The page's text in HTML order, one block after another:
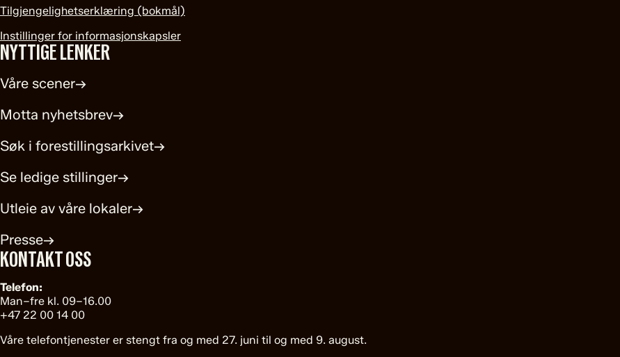
Tilgjengelighetserklæring (bokmål)
Instillinger for informasjonskapsler
NYTTIGE LENKER
Våre scener→
Motta nyhetsbrev→
Søk i forestillingsarkivet→
Se ledige stillinger→
Utleie av våre lokaler→
Presse→
KONTAKT OSS
Telefon:
Man–fre kl. 09–16.00
+47 22 00 14 00
Våre telefontjenester er stengt fra og med 27. juni til og med 9. august.